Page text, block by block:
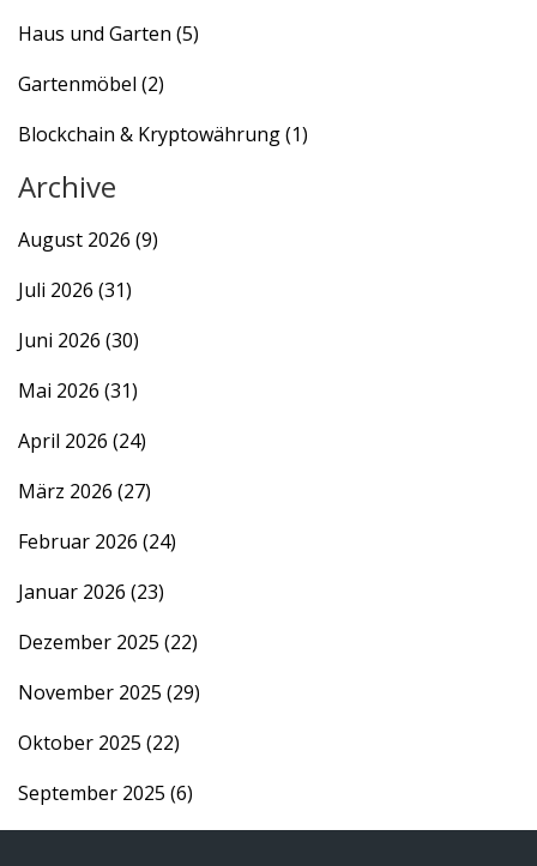
Haus und Garten (5)
Gartenmöbel (2)
Blockchain & Kryptowährung(1)
Archive
August 2026 (9)
Juli 2026 (31)
Juni 2026 (30)
Mai 2026 (31)
April 2026 (24)
März 2026 (27)
Februar 2026 (24)
Januar 2026 (23)
Dezember 2025 (22)
November 2025 (29)
Oktober 2025 (22)
September 2025 (6)